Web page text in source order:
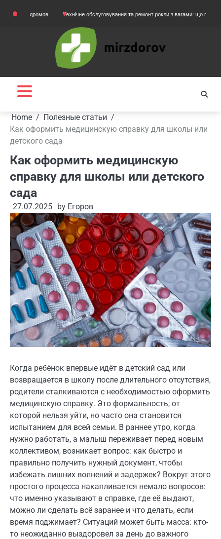
Технічне обслуговування та ремонт рокли з вагами: що потрібно знати
Home
Полезные статьи
Как оформить медицинскую справку для школы или
детского сада
Как оформить медицинскую
справку для школы или детского
сада
27.07.2025 by Егоров
Когда ребёнок впервые идёт в детский сад или
возвращается в школу после длительного отсутствия,
родители сталкиваются с необходимостью оформить
медицинскую справку. Это формальность, от
которой нельзя уйти, но часто она становится
испытанием для всей семьи. В раннее утро, когда
нужно работать, а малыш переживает перед новым
коллективом, возникает вопрос: как быстро и
правильно получить нужный документ, чтобы
избежать лишних волнений и задержек? Вокруг этого
простого процесса накапливается немало вопросов:
что именно указывают в справке, где её выдают,
можно ли сделать всё заранее и что делать, если
время поджимает? Ситуаций может быть масса: кто-
то неожиданно выздоровел за день до важного